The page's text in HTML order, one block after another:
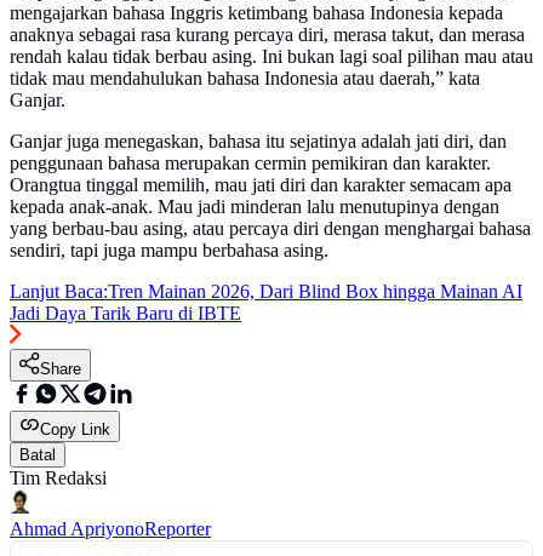
mengajarkan bahasa Inggris ketimbang bahasa Indonesia kepada
anaknya sebagai rasa kurang percaya diri, merasa takut, dan merasa
rendah kalau tidak berbau asing. Ini bukan lagi soal pilihan mau atau
tidak mau mendahulukan bahasa Indonesia atau daerah,” kata
Ganjar.
Ganjar juga menegaskan, bahasa itu sejatinya adalah jati diri, dan
penggunaan bahasa merupakan cermin pemikiran dan karakter.
Orangtua tinggal memilih, mau jati diri dan karakter semacam apa
kepada anak-anak. Mau jadi minderan lalu menutupinya dengan
yang berbau-bau asing, atau percaya diri dengan menghargai bahasa
sendiri, tapi juga mampu berbahasa asing.
Lanjut Baca:Tren Mainan 2026, Dari Blind Box hingga Mainan AI
Jadi Daya Tarik Baru di IBTE
Share
Copy Link
Batal
Tim Redaksi
Ahmad ApriyonoReporter